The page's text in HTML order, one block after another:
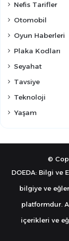
Nefis Tarifler
Otomobil
Oyun Haberleri
Plaka Kodları
Seyahat
Tavsiye
Teknoloji
Yaşam
©
DOEDA: Bilgi ve
bilgiye ve
platformdur.
içerikleri ve